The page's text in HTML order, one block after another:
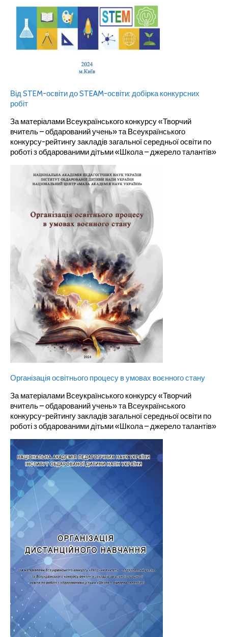
Від STEM-освіти до STEAM-освіти: добірка конкурсних
робіт
За матеріалами Всеукраїнського конкурсу «Творчий
вчитель – обдарований учень» та Всеукраїнського
конкурсу-рейтингу закладів загальної середньої освіти по
роботі з обдарованими дітьми «Школа – джерело талантів»
Організація освітнього процесу в умовах воєнного стану
За матеріалами Всеукраїнського конкурсу «Творчий
вчитель – обдарований учень» та Всеукраїнського
конкурсу-рейтингу закладів загальної середньої освіти по
роботі з обдарованими дітьми «Школа – джерело талантів»